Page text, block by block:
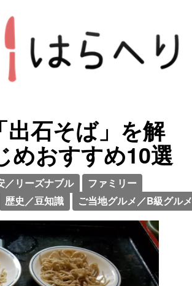
出石そば」を解
めおすすめ10選
／リーズナブル
ファミリー
歴史／豆知識 ご当地グルメ／B級グルメ